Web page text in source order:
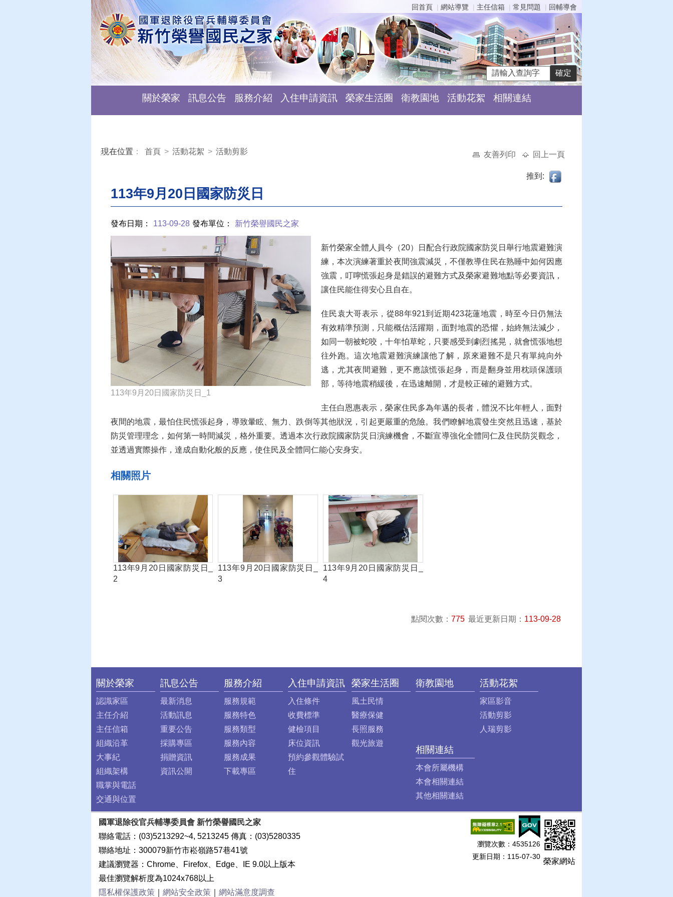
回首頁 網站導覽 主任信箱 常見問題 回輔導會
關於榮家 訊息公告 服務介紹 入住申請資訊 榮家生活圈 衛教園地 活動花絮 相關連結
:::
現在位置 ： 首頁 > 活動花絮 > 活動剪影 友善列印 回上一頁
推到:
113年9月20日國家防災日
發布日期： 113-09-28 發布單位： 新竹榮譽國民之家
113年9月20日國家防災日_1
新竹榮家全體人員今（20）日配合行政院國家防災日舉行地震避難演
練，本次演練著重於夜間強震減災，不僅教導住民在熟睡中如何因應
強震，叮嚀慌張起身是錯誤的避難方式及榮家避難地點等必要資訊，
讓住民能住得安心且自在。
住民袁大哥表示，從88年921到近期423花蓮地震，時至今日仍無法
有效精準預測，只能概估活躍期，面對地震的恐懼，始終無法減少，
如同一朝被蛇咬，十年怕草蛇，只要感受到劇烈搖晃，就會慌張地想
往外跑。這次地震避難演練讓他了解，原來避難不是只有單純向外
逃，尤其夜間避難，更不應該慌張起身，而是翻身並用枕頭保護頭
部，等待地震稍緩後，在迅速離開，才是較正確的避難方式。
主任白恩惠表示，榮家住民多為年邁的長者，體況不比年輕人，面對
夜間的地震，最怕住民慌張起身，導致暈眩、無力、跌倒等其他狀況，引起更嚴重的危險。我們瞭解地震發生突然且迅速，基於
防災管理理念，如何第一時間減災，格外重要。透過本次行政院國家防災日演練機會，不斷宣導強化全體同仁及住民防災觀念，
並透過實際操作，達成自動化般的反應，使住民及全體同仁能心安身安。
相關照片
113年9月20日國家防災日_
2
113年9月20日國家防災日_
3
113年9月20日國家防災日_
4
點閱次數：775 最近更新日期： 113-09-28
:::
關於榮家
認識家區
主任介紹
主任信箱
組織沿革
大事紀
組織架構
職掌與電話
交通與位置
訊息公告
最新消息
活動訊息
重要公告
採購專區
捐贈資訊
資訊公開
服務介紹
服務規範
服務特色
服務類型
服務內容
服務成果
下載專區
入住申請資訊
入住條件
收費標準
健檢項目
床位資訊
預約參觀體驗試
住
榮家生活圈
風土民情
醫療保健
長照服務
觀光旅遊
衛教園地 活動花絮
家區影音
活動剪影
人瑞剪影
相關連結
本會所屬機構
本會相關連結
其他相關連結
國軍退除役官兵輔導委員會 新竹榮譽國民之家
聯絡電話：(03)5213292~4, 5213245 傳真：(03)5280335
聯絡地址：300079新竹市崧嶺路57巷41號
建議瀏覽器：Chrome、Firefox、Edge、IE 9.0以上版本
最佳瀏覽解析度為1024x768以上
隱私權保護政策
網站安全政策 網站滿意度調查
榮家網站
瀏覽次數： 4535126
更新日期：115-07-30